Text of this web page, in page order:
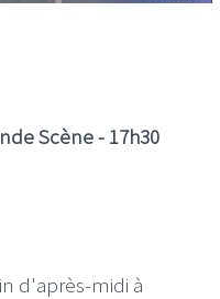
Scène - 17h30
d'après-midi à